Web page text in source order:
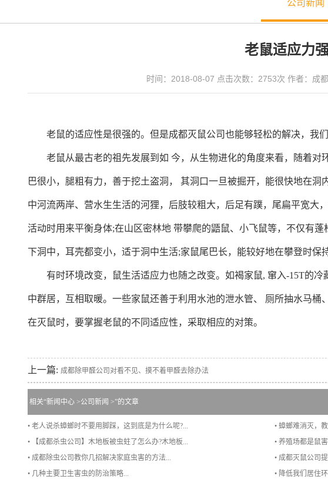
公司新闻
老鼠适应力
时间：2018-08-07 点击次数： 2753次 作者： 成
老鼠的适应性是很强的。但是成都灭鼠公司也能够轻松的解决，我们
老鼠从最古老的祖先发展到如 今，从生物进化的角度来看，随着对
巴很小，腿粗有力，善于挖土盗洞， 其洞口一旦被掘开，能很快地在
中河流两岸、营水生生活的河狸，后肢较粗大，后足有蹼，尾扁平宽大
活动时用来平衡身体;在山区密林地 带攀爬的鼯鼠、小飞鼠等，不仅有
下洞中，耳壳都变小，适于洞中生活;家鼠尾巴长，能较好地在攀登时保
有时环境改变，鼠生活适应力也随之改变。如褐家鼠, 窜入-15T的冷
中群居，互相取暖。一些家鼠还善于利用水池的泄水管、 厕所抽水马
在灭鼠时，要掌握老鼠的不同适应性，采取相应的对策。
上一篇: 成都除甲醛公司对看不见、摸不着甲醛去除办法
相关“新闻中心 >公司新闻 >”的文章
• 老人说杀蟑螂时不要用脚踩，这到底是为什么呢?...
• 蟑螂难消灭，
• 【成都杀虫公司】木地板被虫蛀了怎么办?木地板...
• 养殖场都是鼠
• 成都除虫公司教你几招解决家庭虫害的方法...
• 成都灭鼠公司
• 几种主要卫生害虫的防治策略...
• 降低我们居住